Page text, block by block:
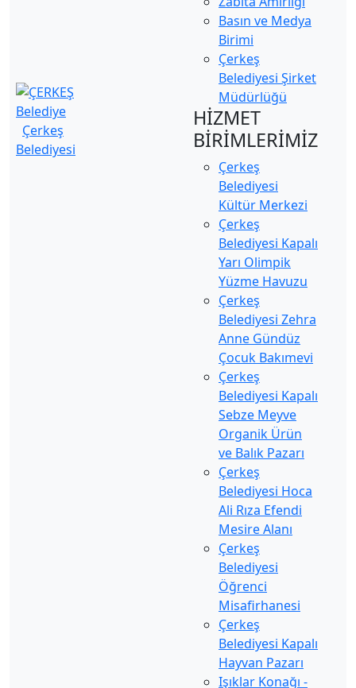
Çerkeş
Belediyesi
Basın ve Medya
Birimi
Çerkeş
Belediyesi Şirket
Müdürlüğü
HİZMET
BİRİMLERİMİZ
Çerkeş
Belediyesi
Kültür Merkezi
Çerkeş
Belediyesi Kapalı
Yarı Olimpik
Yüzme Havuzu
Çerkeş
Belediyesi Zehra
Anne Gündüz
Çocuk Bakımevi
Çerkeş
Belediyesi Kapalı
Sebze Meyve
Organik Ürün
ve Balık Pazarı
Çerkeş
Belediyesi Hoca
Ali Rıza Efendi
Mesire Alanı
Çerkeş
Belediyesi
Öğrenci
Misafirhanesi
Çerkeş
Belediyesi Kapalı
Hayvan Pazarı
Işıklar Konağı -